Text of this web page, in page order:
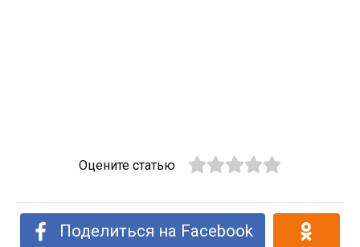
Оцените статью
Поделиться на Facebook